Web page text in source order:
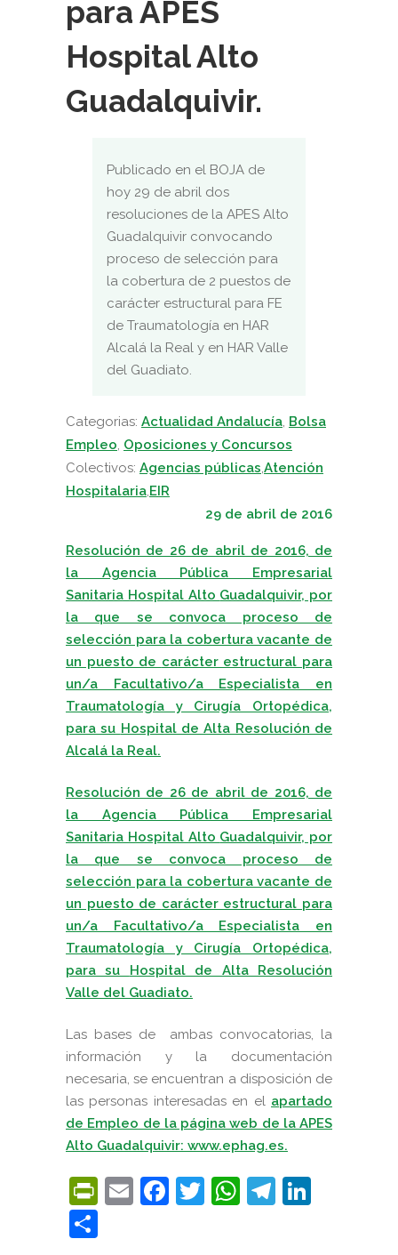
para APES
Hospital Alto
Guadalquivir.
Publicado en el BOJA de
hoy 29 de abril dos
resoluciones de la APES Alto
Guadalquivir convocando
proceso de selección para
la cobertura de 2 puestos de
carácter estructural para FE
de Traumatología en HAR
Alcalá la Real y en HAR Valle
del Guadiato.
Categorias: Actualidad Andalucía, Bolsa
Empleo, Oposiciones y Concursos
Colectivos: Agencias públicas,Atención
Hospitalaria,EIR
29 de abril de 2016
Resolución de 26 de abril de 2016, de
la Agencia Pública Empresarial
Sanitaria Hospital Alto Guadalquivir, por
la que se convoca proceso de
selección para la cobertura vacante de
un puesto de carácter estructural para
un/a Facultativo/a Especialista en
Traumatología y Cirugía Ortopédica,
para su Hospital de Alta Resolución de
Alcalá la Real.
Resolución de 26 de abril de 2016, de
la Agencia Pública Empresarial
Sanitaria Hospital Alto Guadalquivir, por
la que se convoca proceso de
selección para la cobertura vacante de
un puesto de carácter estructural para
un/a Facultativo/a Especialista en
Traumatología y Cirugía Ortopédica,
para su Hospital de Alta Resolución
Valle del Guadiato.
Las bases de ambas convocatorias, la
información y la documentación
necesaria, se encuentran a disposición de
las personas interesadas en el apartado
de Empleo de la página web de la APES
Alto Guadalquivir: www.ephag.es.
PrintFriendly
EmailFacebook
Twitter
WhatsApp